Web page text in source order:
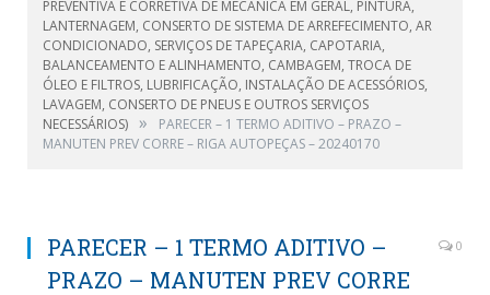
PREVENTIVA E CORRETIVA DE MECÂNICA EM GERAL, PINTURA,
LANTERNAGEM, CONSERTO DE SISTEMA DE ARREFECIMENTO, AR
CONDICIONADO, SERVIÇOS DE TAPEÇARIA, CAPOTARIA,
BALANCEAMENTO E ALINHAMENTO, CAMBAGEM, TROCA DE
ÓLEO E FILTROS, LUBRIFICAÇÃO, INSTALAÇÃO DE ACESSÓRIOS,
LAVAGEM, CONSERTO DE PNEUS E OUTROS SERVIÇOS
NECESSÁRIOS) »
PARECER – 1 TERMO ADITIVO – PRAZO –
MANUTEN PREV CORRE – RIGA AUTOPEÇAS – 20240170
PARECER – 1 TERMO ADITIVO –
PRAZO – MANUTEN PREV CORRE
0